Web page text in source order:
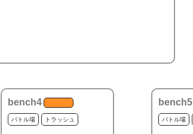
bench4
バトル場 トラッシュ
bench5
バトル場